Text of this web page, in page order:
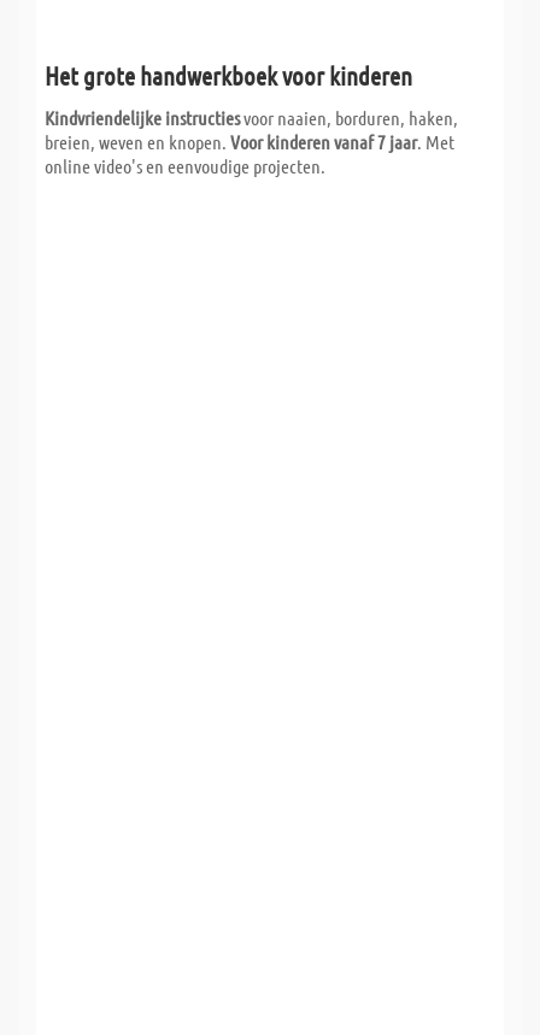
Het grote handwerkboek voor kinderen
Kindvriendelijke instructiesvoor naaien, borduren, haken,
breien, weven en knopen. Voor kinderen vanaf 7 jaar. Met
online video's en eenvoudige projecten.